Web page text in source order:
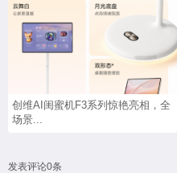
创维AI闺蜜机F3系列惊艳亮相，全
场景...
发表评论0条